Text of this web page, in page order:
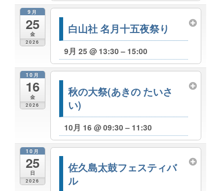
9月
25
金
2026
白山社 名月十五夜祭り
9月 25 @ 13:30 – 15:00
10月
16
金
2026
秋の大祭(あきの たいさ
い)
10月 16 @ 09:30 – 11:30
10月
25
日
2026
佐久島太鼓フェスティバ
ル